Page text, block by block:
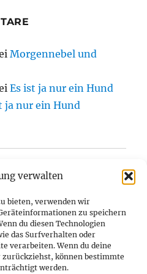
verwalten
bieten, verwenden wir
zu speichern
du diesen Technologien
das Surfverhalten oder
verarbeiten. Wenn du deine
können bestimmte
werden.
Morgennebel und
Es ist ja nur ein Hund
ja nur ein Hund